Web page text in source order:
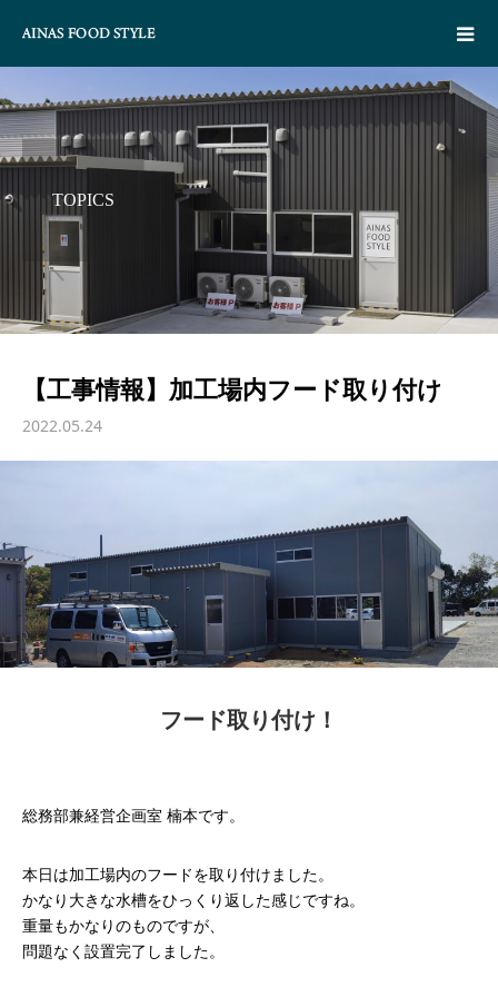
TOPICS
【工事情報】加工場内フード取り付け
2022.05.24
フード取り付け！
総務部兼経営企画室 楠本です。
本日は加工場内のフードを取り付けました。
かなり大きな水槽をひっくり返した感じですね。
重量もかなりのものですが、
問題なく設置完了しました。